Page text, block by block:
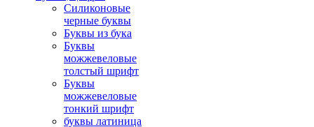
Силиконовые
черные буквы
Буквы из бука
Буквы
можжевеловые
толстый шрифт
Буквы
можжевеловые
тонкий шрифт
буквы латиница